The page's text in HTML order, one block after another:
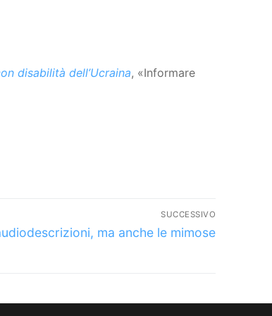
disabilità dell’Ucraina, «Informare
SUCCESSIVO
ma anche le mimose